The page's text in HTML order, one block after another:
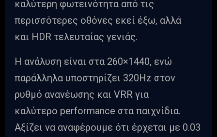
καλύτερη φωτεινότητα από τις
περισσότερες οθόνες εκεί έξω, αλλά
και HDR τελευταίας γενιάς.
Η ανάλυση είναι στα 260×1440, ενώ
παράλληλα υποστηρίζει 320Hz στον
ρυθμό ανανέωσης και VRR για
καλύτερο performance στα παιχνίδια.
Αξίζει να αναφέρουμε ότι έρχεται με 0.03